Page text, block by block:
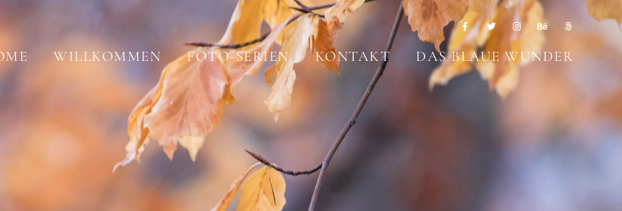
WILLKOMMEN FOTO-SERIEN KONTAKT DAS BLAUE WUNDER